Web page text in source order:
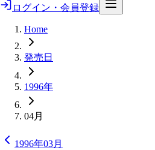
ログイン・会員登録
Home
発売日
1996年
04月
1996年03月